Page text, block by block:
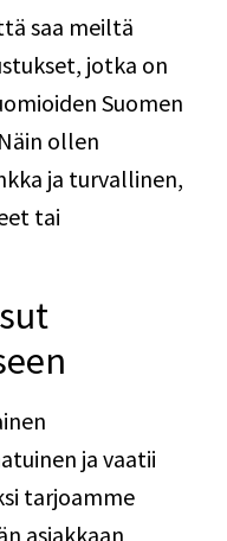
saa meiltä
jotka on
Suomen
ollen
ja turvallinen,
tai
ja vaatii
tarjoamme
asiakkaan